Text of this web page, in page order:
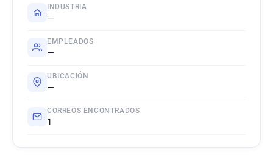
INDUSTRIA
—
EMPLEADOS
—
UBICACIÓN
—
CORREOS ENCONTRADOS
1